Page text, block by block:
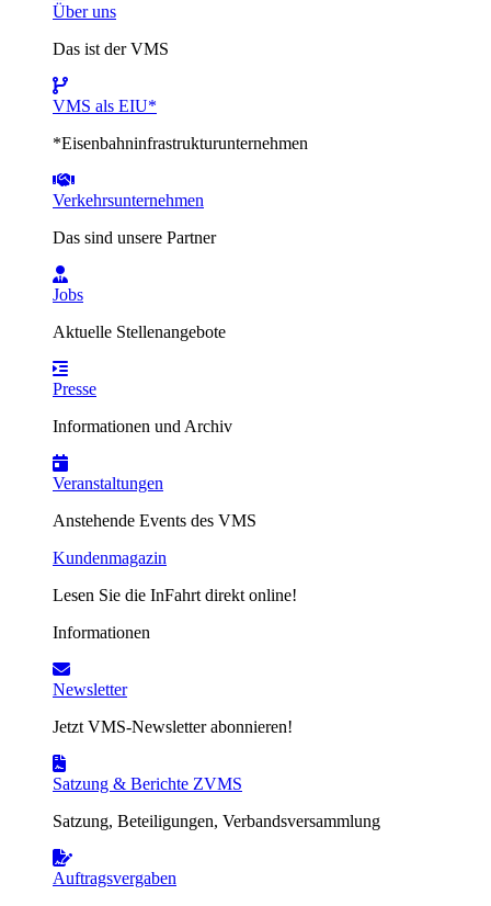
Über uns
Das ist der VMS
VMS als EIU*
*Eisenbahninfrastrukturunternehmen
Verkehrsunternehmen
Das sind unsere Partner
Jobs
Aktuelle Stellenangebote
Presse
Informationen und Archiv
Veranstaltungen
Anstehende Events des VMS
Kundenmagazin
Lesen Sie die InFahrt direkt online!
Informationen
Newsletter
Jetzt VMS-Newsletter abonnieren!
Satzung & Berichte ZVMS
Satzung, Beteiligungen, Verbandsversammlung
Auftragsvergaben